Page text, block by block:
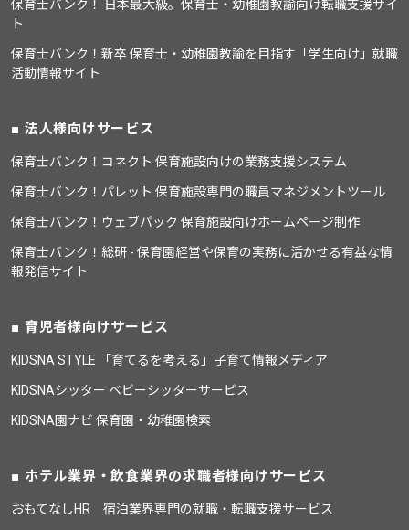
保育士バンク！ 日本最大級。保育士・幼稚園教諭向け転職支援サイ
ト
保育士バンク！新卒 保育士・幼稚園教諭を目指す「学生向け」就職
活動情報サイト
法人様向けサービス
保育士バンク！コネクト 保育施設向けの業務支援システム
保育士バンク！パレット 保育施設専門の職員マネジメントツール
保育士バンク！ウェブパック 保育施設向けホームページ制作
保育士バンク！総研 - 保育園経営や保育の実務に活かせる有益な情
報発信サイト
育児者様向けサービス
KIDSNA STYLE 「育てるを考える」子育て情報メディア
KIDSNAシッター ベビーシッターサービス
KIDSNA園ナビ 保育園・幼稚園検索
ホテル業界・飲食業界の求職者様向けサービス
おもてなしHR 宿泊業界専門の就職・転職支援サービス